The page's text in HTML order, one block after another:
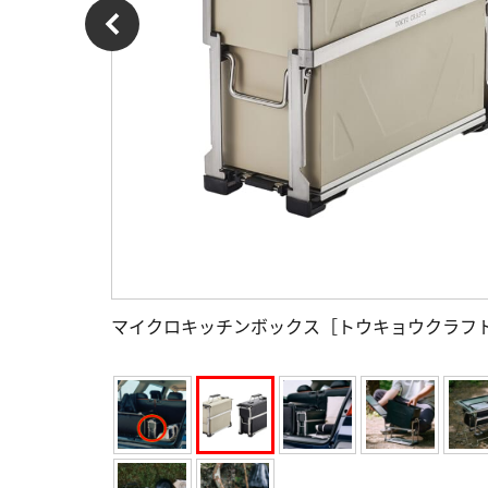
マイクロキッチンボックス［トウキョウクラフ